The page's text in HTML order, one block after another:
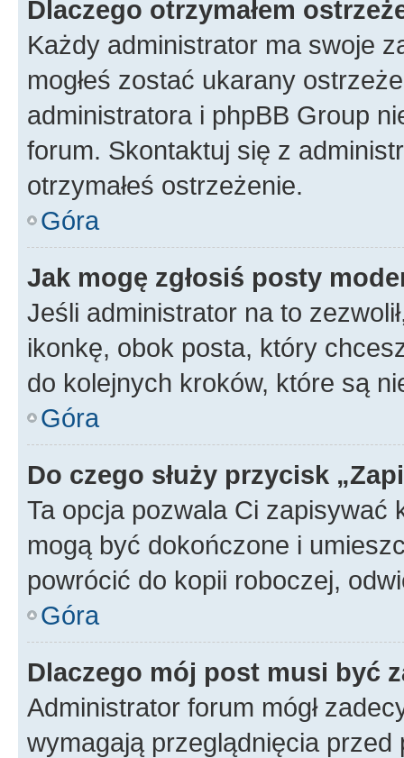
Dlaczego otrzymałem
Każdy administrator ma swoje
mogłeś zostać ukarany
administratora i phpBB Group
forum. Skontaktuj się z
otrzymałeś ostrzeżenie.
Góra
Jak mogę zgłosiś posty
Jeśli administrator na to
ikonkę, obok posta, który
do kolejnych kroków, które są
Góra
Do czego służy przycisk
Ta opcja pozwala Ci zapisywać
mogą być dokończone i
powrócić do kopii roboczej,
Góra
Dlaczego mój post musi być
Administrator forum mógł
wymagają przeglądnięcia